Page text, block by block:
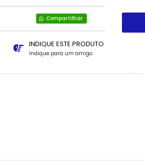
Compartilhar
INDIQUE ESTE PRODUTO
Indique para um amigo